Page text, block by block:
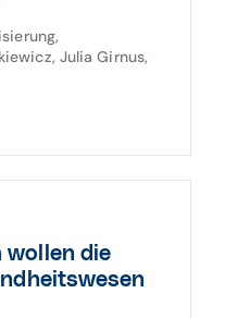
Julia Girnus,
wollen die